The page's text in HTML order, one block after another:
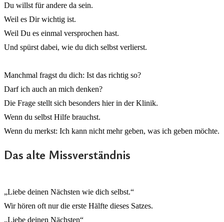
Du willst für andere da sein.
Weil es Dir wichtig ist.
Weil Du es einmal versprochen hast.
Und spürst dabei, wie du dich selbst verlierst.
Manchmal fragst du dich: Ist das richtig so?
Darf ich auch an mich denken?
Die Frage stellt sich besonders hier in der Klinik.
Wenn du selbst Hilfe brauchst.
Wenn du merkst: Ich kann nicht mehr geben, was ich geben möchte.
Das alte Missverständnis
„Liebe deinen Nächsten wie dich selbst.“
Wir hören oft nur die erste Hälfte dieses Satzes.
„Liebe deinen Nächsten“